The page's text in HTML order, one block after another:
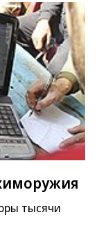
тысячи